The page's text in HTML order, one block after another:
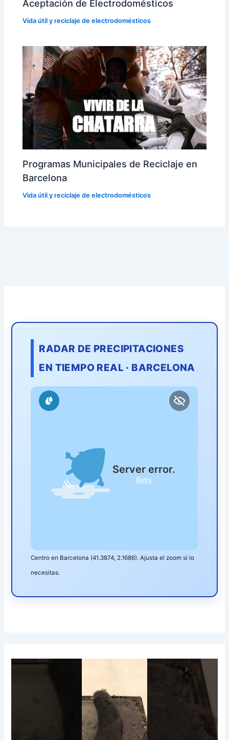
Aceptación de Electrodomésticos
Vida útil y reciclaje de electrodomésticos
Programas Municipales de Reciclaje en
Barcelona
Vida útil y reciclaje de electrodomésticos
RADAR DE PRECIPITACIONES
EN TIEMPO REAL · BARCELONA
Centro en Barcelona (41.3874, 2.1686). Ajusta el zoom si lo
necesitas.